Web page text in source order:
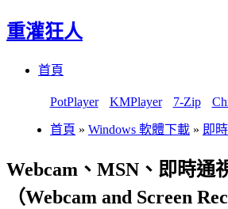
重灌狂人
首頁
PotPlayer KMPlayer 7-Zip
首頁 » Windows 軟體下載 » 即
Webcam、MSN、即時通
（Webcam and Screen